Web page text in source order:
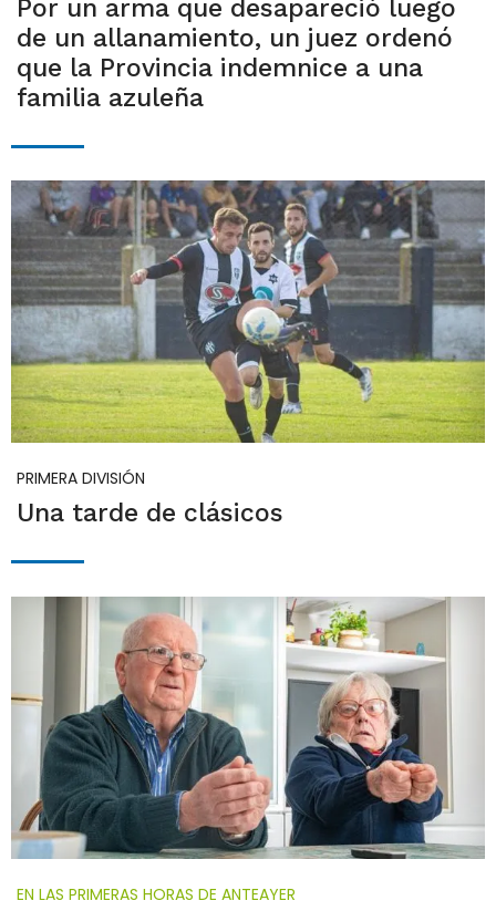
Por un arma que desapareció luego
de un allanamiento, un juez ordenó
que la Provincia indemnice a una
familia azuleña
PRIMERA DIVISIÓN
Una tarde de clásicos
EN LAS PRIMERAS HORAS DE ANTEAYER